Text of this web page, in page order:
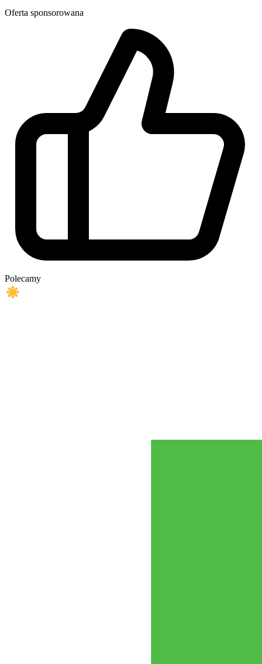
Oferta sponsorowana
Polecamy